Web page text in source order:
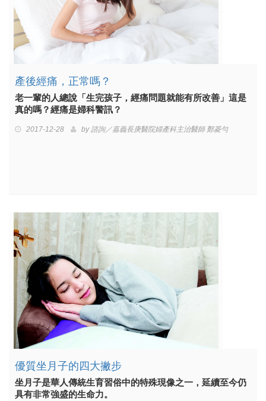
產後經痛，正常嗎？
老一輩的人總說「生完孩子，經痛問題就能有所改善」這是
真的嗎？經痛是婦科警訊？
2017-12-28 by諮詢／嘉義長庚醫院婦產科主治醫師 鄭菱勻
優質坐月子的四大撇步
坐月子是華人傳統生育習俗中的特殊現像之一，延續至今仍
具有非常強盛的生命力。